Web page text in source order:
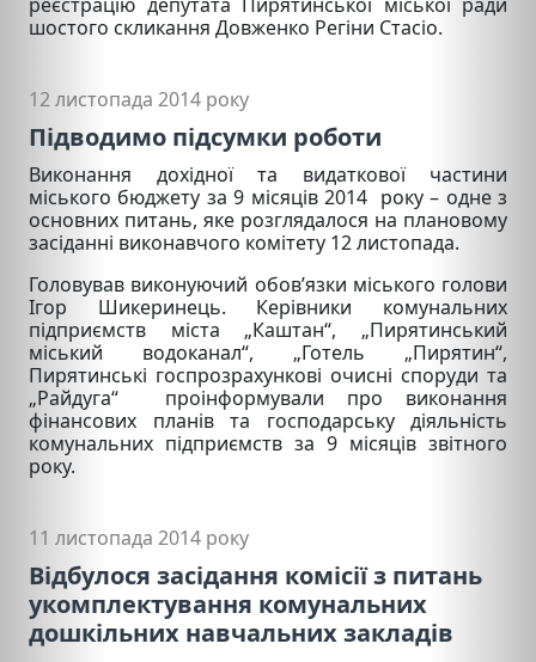
шостого скликання Довженко Регіни Стасіо.
12 листопада 2014 року
Підводимо підсумки роботи
Виконання дохідної та видаткової частини
міського бюджету за 9 місяців 2014 року – одне з
основних питань, яке розглядалося на плановому
засіданні виконавчого комітету 12 листопада.
Головував виконуючий обов’язки міського голови
Ігор Шикеринець. Керівники комунальних
підприємств міста „Каштан“, „Пирятинський
міський водоканал“, „Готель „Пирятин“,
Пирятинські госпрозрахункові очисні споруди та
„Райдуга“ проінформували про виконання
фінансових планів та господарську діяльність
комунальних підприємств за 9 місяців звітного
року.
11 листопада 2014 року
Відбулося засідання комісії з питань
укомплектування комунальних
дошкільних навчальних закладів